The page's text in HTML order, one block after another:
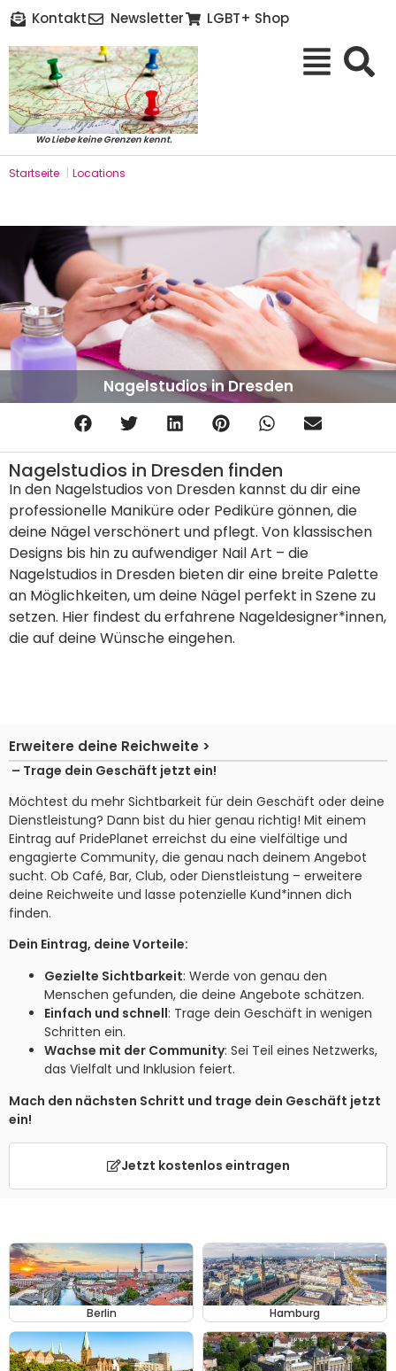
Kontakt Newsletter LGBT+ Shop
Wo Liebe keine Grenzen kennt.
Startseite | Locations
Nagelstudios in Dresden
Nagelstudios in Dresden finden
In den Nagelstudios von Dresden kannst du dir eine
professionelle Maniküre oder Pediküre gönnen, die
deine Nägel verschönert und pflegt. Von klassischen
Designs bis hin zu aufwendiger Nail Art – die
Nagelstudios in Dresden bieten dir eine breite Palette
an Möglichkeiten, um deine Nägel perfekt in Szene zu
setzen. Hier findest du erfahrene Nageldesigner*innen,
die auf deine Wünsche eingehen.
Erweitere deine Reichweite >
– Trage dein Geschäft jetzt ein!
Möchtest du mehr Sichtbarkeit für dein Geschäft oder deine
Dienstleistung? Dann bist du hier genau richtig! Mit einem
Eintrag auf PridePlanet erreichst du eine vielfältige und
engagierte Community, die genau nach deinem Angebot
sucht. Ob Café, Bar, Club, oder Dienstleistung – erweitere
deine Reichweite und lasse potenzielle Kund*innen dich
finden.
Dein Eintrag, deine Vorteile:
Gezielte Sichtbarkeit: Werde von genau den
Menschen gefunden, die deine Angebote schätzen.
Einfach und schnell: Trage dein Geschäft in wenigen
Schritten ein.
Wachse mit der Community: Sei Teil eines Netzwerks,
das Vielfalt und Inklusion feiert.
Mach den nächsten Schritt und trage dein Geschäft jetzt
ein!
Jetzt kostenlos eintragen
Berlin Hamburg